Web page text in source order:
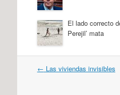
El lado correcto
Perejil’ mata
Navegación
← Las viviendas invisibles